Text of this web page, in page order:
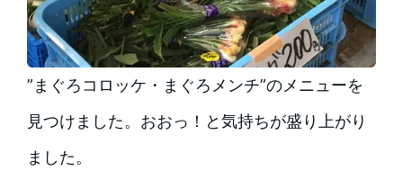
”まぐろコロッケ・まぐろメンチ”のメニューを
見つけました。おおっ！と気持ちが盛り上がり
ました。